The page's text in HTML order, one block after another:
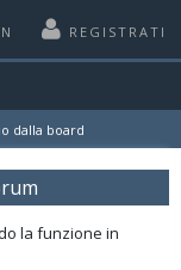
REGISTRATI
dalla board
la funzione in